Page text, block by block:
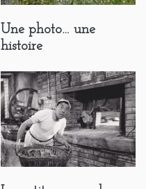
Une photo… une
histoire